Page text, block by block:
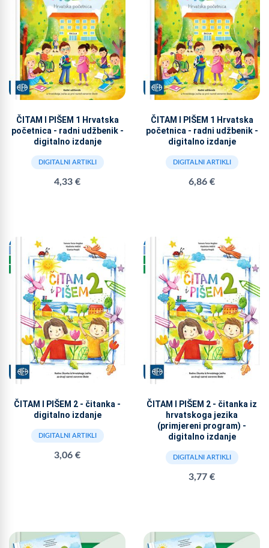
ČITAM I PIŠEM 1 Hrvatska
početnica - radni udžbenik -
digitalno izdanje
DIGITALNI ARTIKLI
4,33 €
ČITAM I PIŠEM 1 Hrvatska
početnica - radni udžbenik -
digitalno izdanje
DIGITALNI ARTIKLI
6,86 €
ČITAM I PIŠEM 2 - čitanka -
digitalno izdanje
DIGITALNI ARTIKLI
3,06 €
ČITAM I PIŠEM 2 - čitanka iz
hrvatskoga jezika
(primjereni program) -
digitalno izdanje
DIGITALNI ARTIKLI
3,77 €